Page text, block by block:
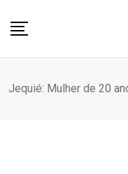
Jequié: Mulher de 20